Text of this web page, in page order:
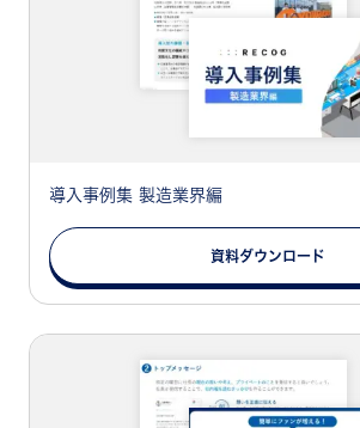
導入事例集 製造業界編
資料ダウンロード